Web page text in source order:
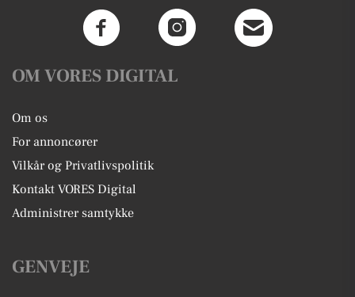
OM VORES DIGITAL
Om os
For annoncører
Vilkår og Privatlivspolitik
Kontakt VORES Digital
Administrer samtykke
GENVEJE